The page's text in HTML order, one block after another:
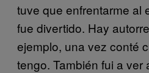
tuve que enfrentarme al
fue divertido. Hay
ejemplo, una vez conté
tengo. También fui a ver